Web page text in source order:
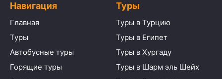
Навигация
Главная
Туры
Автобусные туры
Горящие туры
Туры
Туры в Турцию
Туры в Египет
Туры в Хургаду
Туры в Шарм эль Шейх